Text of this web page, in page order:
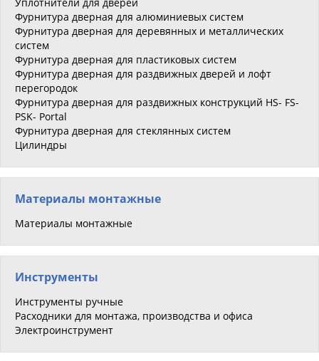
Фурнитура дверная для алюминиевых систем
Фурнитура дверная для деревянных и металлических
систем
Фурнитура дверная для пластиковых систем
Фурнитура дверная для раздвижных дверей и лофт
перегородок
Фурнитура дверная для раздвижных конструкций HS- FS-
PSK- Portal
Фурнитура дверная для стеклянных систем
Цилиндры
Материалы монтажные
Материалы монтажные
Инструменты
Инструменты ручные
Расходники для монтажа, производства и офиса
Электроинструмент